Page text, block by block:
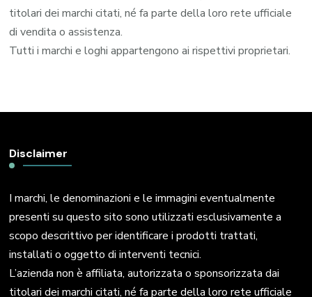
titolari dei marchi citati, né fa parte della loro rete ufficiale
di vendita o assistenza.
Tutti i marchi e loghi appartengono ai rispettivi proprietari.
Disclaimer
I marchi, le denominazioni e le immagini eventualmente
presenti su questo sito sono utilizzati esclusivamente a
scopo descrittivo per identificare i prodotti trattati,
installati o oggetto di interventi tecnici.
L’azienda non è affiliata, autorizzata o sponsorizzata dai
titolari dei marchi citati, né fa parte della loro rete ufficiale